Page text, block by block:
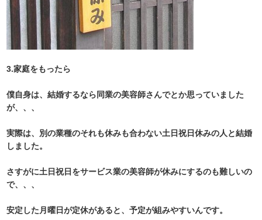
3.家庭をもったら
僕自身は、結婚するなら同業の美容師さんでとか思っていました
が、、、
実際は、別の業種のそれも休みも合わない土日祝日休みの人と結婚
しました。
さすがに土日祝日をサービス業の美容師が休みにするのも難しいの
で、、、
安定した月曜日が定休があると、予定が組みやすいんです。